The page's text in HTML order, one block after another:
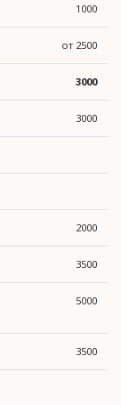
1000
от 2500
3000
3000
2000
3500
5000
3500